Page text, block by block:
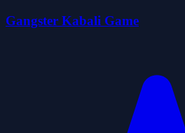
Gangster Kabali Game